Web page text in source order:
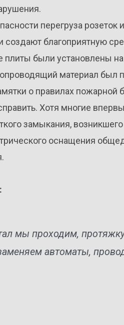
перегруза розеток
благоприятную
плиты были установлены
материал был
о правилах пожарной
Хотя многие
замыкания, возникшего
оснащения
мы проходим,
автоматы,